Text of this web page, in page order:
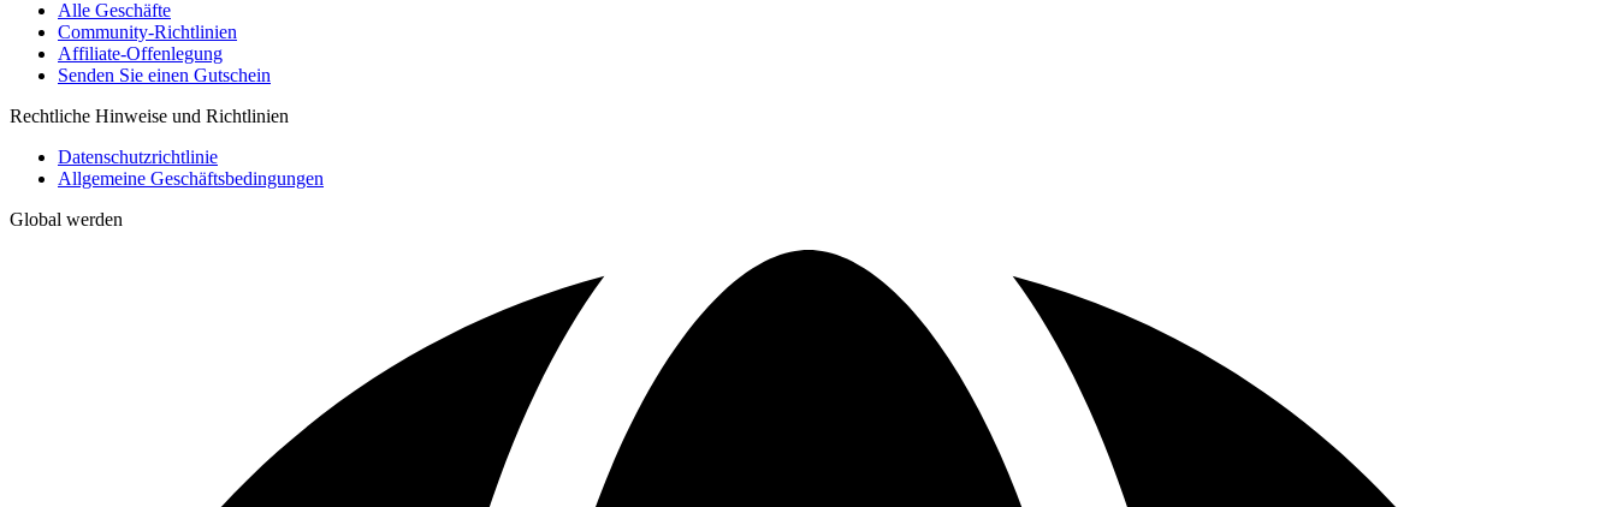
Alle Geschäfte
Community-Richtlinien
Affiliate-Offenlegung
Senden Sie einen Gutschein
Rechtliche Hinweise und Richtlinien
Datenschutzrichtlinie
Allgemeine Geschäftsbedingungen
Global werden